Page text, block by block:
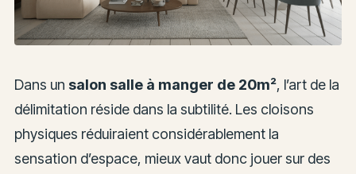
Dans un salon salle à manger de 20m², l’art de la
délimitation réside dans la subtilité. Les cloisons
physiques réduiraient considérablement la
sensation d’espace, mieux vaut donc jouer sur des